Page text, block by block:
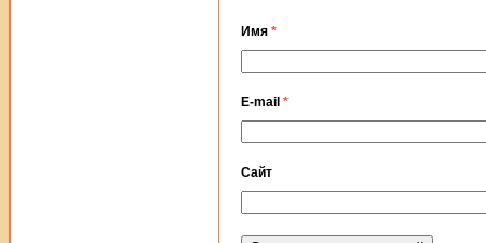
Имя *
E-mail *
Сайт